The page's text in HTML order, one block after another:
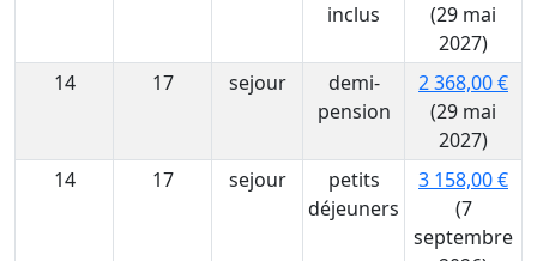
inclus
(29 mai
2027)
14
17 sejour
demi-
pension
2 368,00 €
(29 mai
2027)
14
17 sejour
petits
déjeuners
3 158,00 €
(7
septembre